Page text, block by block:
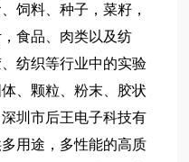
饲料、种子，菜籽，
食品、肉类以及纺
纺织等行业中的实验
、颗粒、粉末、胶状
圳市后王电子科技有
用途，多性能的高质